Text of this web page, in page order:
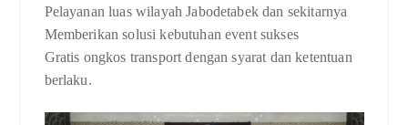
Pelayanan luas wilayah Jabodetabek dan sekitarnya
Memberikan solusi kebutuhan event sukses
Gratis ongkos transport dengan syarat dan ketentuan
berlaku.